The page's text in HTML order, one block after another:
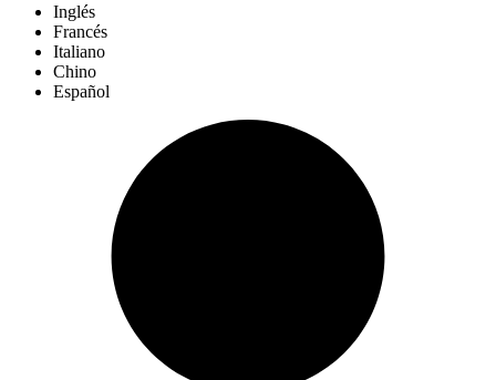
Inglés
Francés
Italiano
Chino
Español